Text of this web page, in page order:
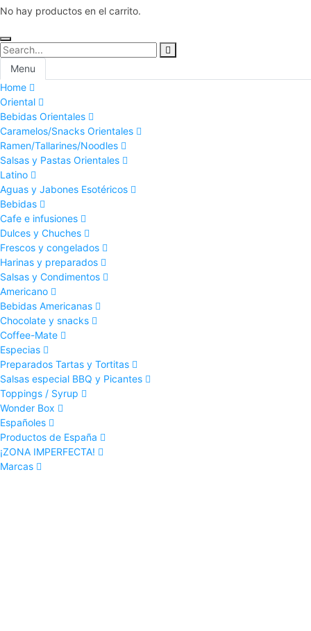
No hay productos en el carrito.
Menu
Home
Oriental
Bebidas Orientales
Caramelos/Snacks Orientales
Ramen/Tallarines/Noodles
Salsas y Pastas Orientales
Latino
Aguas y Jabones Esotéricos
Bebidas
Cafe e infusiones
Dulces y Chuches
Frescos y congelados
Harinas y preparados
Salsas y Condimentos
Americano
Bebidas Americanas
Chocolate y snacks
Coffee-Mate
Especias
Preparados Tartas y Tortitas
Salsas especial BBQ y Picantes
Toppings / Syrup
Wonder Box
Españoles
Productos de España
¡ZONA IMPERFECTA!
Marcas